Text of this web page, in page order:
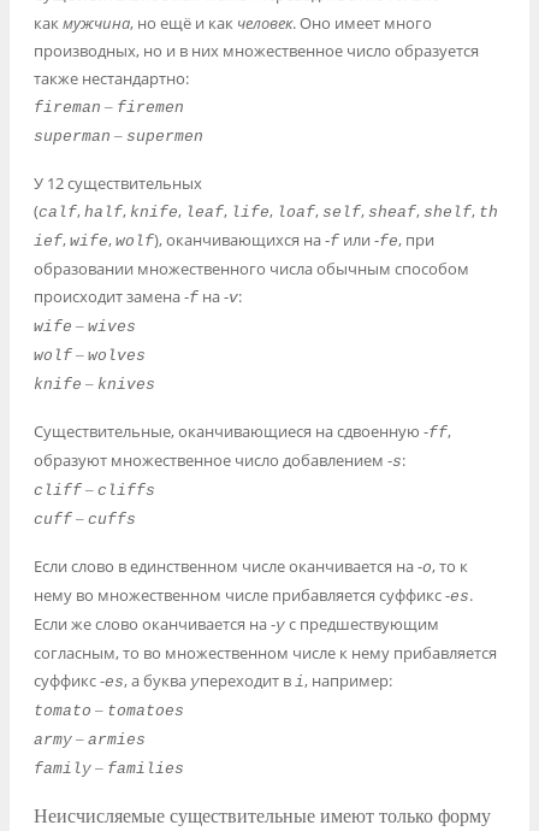
как мужчина, но ещё и как человек. Оно имеет много
производных, но и в них множественное число образуется
также нестандартно:
fireman – firemen
superman – supermen
У 12 существительных
(calf, half, knife, leaf, life, loaf, self, sheaf, shelf, th
ief, wife, wolf), оканчивающихся на -f или -fe, при
образовании множественного числа обычным способом
происходит замена -f на -v:
wife – wives
wolf – wolves
knife – knives
Существительные, оканчивающиеся на сдвоенную -ff,
образуют множественное число добавлением -s:
cliff – cliffs
cuff – cuffs
Если слово в единственном числе оканчивается на -o, то к
нему во множественном числе прибавляется суффикс -es.
Если же слово оканчивается на -y с предшествующим
согласным, то во множественном числе к нему прибавляется
суффикс -es, а буква yпереходит в i, например:
tomato – tomatoes
army – armies
family – families
Неисчисляемые существительные имеют только форму